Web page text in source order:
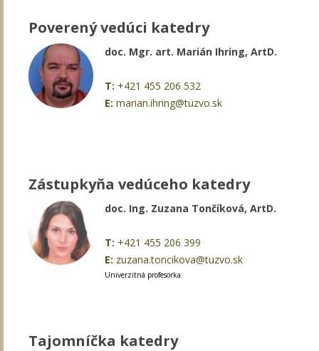
Poverený vedúci katedry
doc. Mgr. art. Marián Ihring, ArtD.
T: +421 455 206 532
E: marian.ihring@tuzvo.sk
Zástupkyňa vedúceho katedry
doc. Ing. Zuzana Tončíková, ArtD.
T: +421 455 206 399
E: zuzana.toncikova@tuzvo.sk
Univerzitná profesorka
Tajomníčka katedry